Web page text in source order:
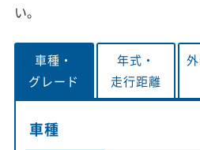
い。
車種・
グレード
年式・
走行距離
車種